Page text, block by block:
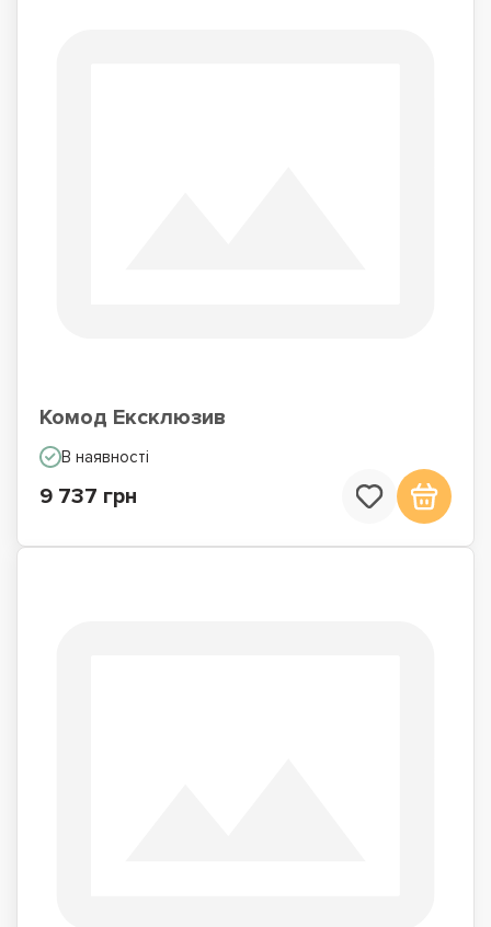
Комод Ексклюзив
В наявності
9 737 грн